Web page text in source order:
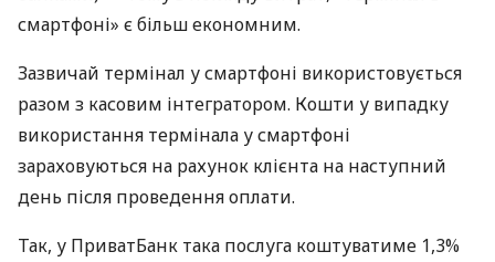
смартфоні» є більш економним.
Зазвичай термінал у смартфоні використовується
разом з касовим інтегратором. Кошти у випадку
використання термінала у смартфоні
зараховуються на рахунок клієнта на наступний
день після проведення оплати.
Так, у ПриватБанк така послуга коштуватиме 1,3%